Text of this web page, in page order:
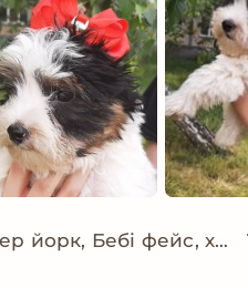
Бівер йорк, Бебі фейс, хлопчик міні стандарт